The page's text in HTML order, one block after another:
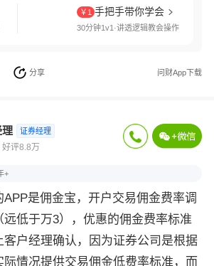
￥1 手把手带你学会
30分钟1v1·讲透逻辑教会操作
分享 问财App下载
理 证券经理
好评8.8万
+
是佣金宝，开户交易佣金费率调
低于万3），优惠的佣金费率标准
户经理确认，因为证券公司是根据
际情况提供交易佣金低费率标准，而